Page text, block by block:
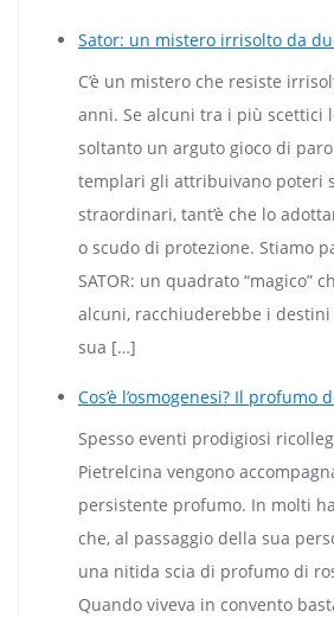
Sator: un mistero irrisolto da
C’è un mistero che resiste
anni. Se alcuni tra i più scettici
soltanto un arguto gioco di
templari gli attribuivano poteri
straordinari, tant’è che lo
o scudo di protezione. Stiamo
SATOR: un quadrato “magico”
alcuni, racchiuderebbe i
sua […]
Cos’è l’osmogenesi? Il profumo
Spesso eventi prodigiosi
Pietrelcina vengono
persistente profumo. In molti
che, al passaggio della sua
una nitida scia di profumo di
Quando viveva in convento